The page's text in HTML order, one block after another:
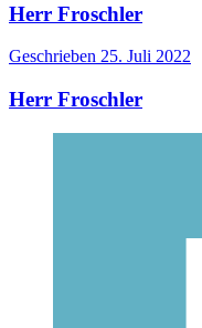
Herr Froschler
Geschrieben 25. Juli 2022
Herr Froschler